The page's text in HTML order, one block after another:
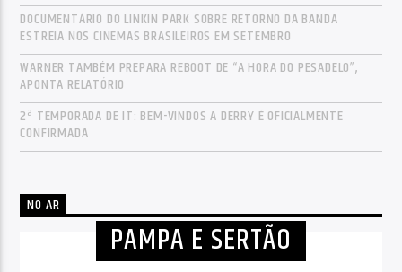
DOCUMENTÁRIO DO LINKIN PARK SOBRE RETORNO DA BANDA
ESTREIA NOS CINEMAS BRASILEIROS EM SETEMBRO
WARNER TAMBÉM PREPARA REBOOT DE “A HORA DO PESADELO”,
APONTA RELATÓRIO
2ª TEMPORADA DE IT: BEM-VINDOS A DERRY É OFICIALMENTE
CONFIRMADA
NO AR
PAMPA E SERTÃO